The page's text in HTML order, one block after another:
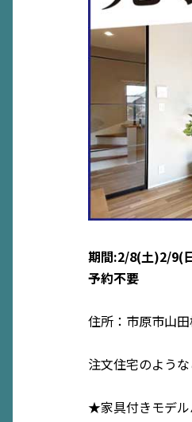
期間:2/8(土)2/9(
予約不要
住所：市原市山
注文住宅のよう
★家具付きモデル